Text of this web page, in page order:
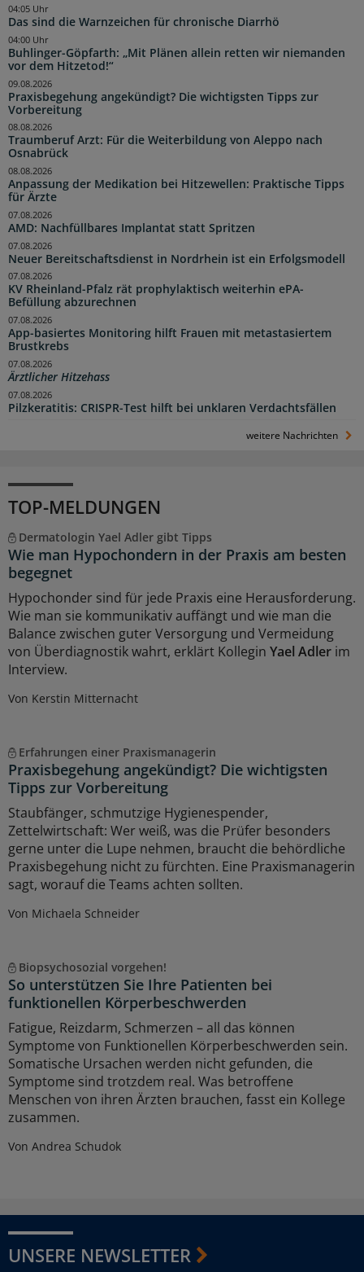
Das sind die Warnzeichen für chronische Diarrhö
04:05 Uhr
Buhlinger-Göpfarth: „Mit Plänen allein retten wir niemanden
vor dem Hitzetod!“
04:00 Uhr
Praxisbegehung angekündigt? Die wichtigsten Tipps zur
Vorbereitung
09.08.2026
Traumberuf Arzt: Für die Weiterbildung von Aleppo nach
Osnabrück
08.08.2026
Anpassung der Medikation bei Hitzewellen: Praktische Tipps
für Ärzte
08.08.2026
AMD: Nachfüllbares Implantat statt Spritzen
07.08.2026
Neuer Bereitschaftsdienst in Nordrhein ist ein Erfolgsmodell
07.08.2026
KV Rheinland-Pfalz rät prophylaktisch weiterhin ePA-
Befüllung abzurechnen
07.08.2026
App-basiertes Monitoring hilft Frauen mit metastasiertem
Brustkrebs
07.08.2026
Ärztlicher Hitzehass
07.08.2026
Pilzkeratitis: CRISPR-Test hilft bei unklaren Verdachtsfällen
07.08.2026
weitere Nachrichten
TOP-MELDUNGEN
Dermatologin Yael Adler gibt Tipps
Wie man Hypochondern in der Praxis am besten
begegnet
Hypochonder sind für jede Praxis eine Herausforderung.
Wie man sie kommunikativ auffängt und wie man die
Balance zwischen guter Versorgung und Vermeidung
von Überdiagnostik wahrt, erklärt Kollegin Yael Adler im
Interview.
Von Kerstin Mitternacht
Erfahrungen einer Praxismanagerin
Praxisbegehung angekündigt? Die wichtigsten
Tipps zur Vorbereitung
Staubfänger, schmutzige Hygienespender,
Zettelwirtschaft: Wer weiß, was die Prüfer besonders
gerne unter die Lupe nehmen, braucht die behördliche
Praxisbegehung nicht zu fürchten. Eine Praxismanagerin
sagt, worauf die Teams achten sollten.
Von Michaela Schneider
Biopsychosozial vorgehen!
So unterstützen Sie Ihre Patienten bei
funktionellen Körperbeschwerden
Fatigue, Reizdarm, Schmerzen – all das können
Symptome von Funktionellen Körperbeschwerden sein.
Somatische Ursachen werden nicht gefunden, die
Symptome sind trotzdem real. Was betroffene
Menschen von ihren Ärzten brauchen, fasst ein Kollege
zusammen.
Von Andrea Schudok
UNSERE NEWSLETTER